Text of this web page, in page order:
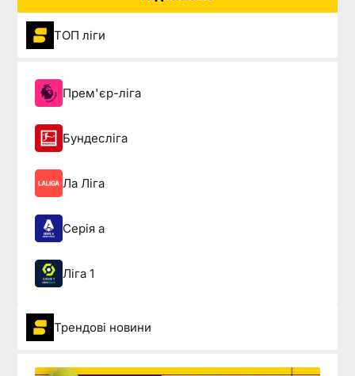
ТОП ліги
Прем'єр-ліга
Бундесліга
Ла Ліга
Серія а
Ліга 1
Трендові новини